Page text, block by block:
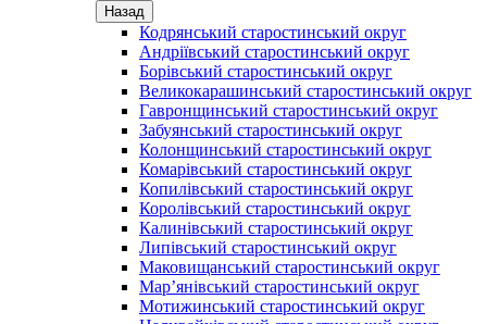
Назад
Кодрянський старостинський округ
Андріївський старостинський округ
Борівський старостинський округ
Великокарашинський старостинський округ
Гавронщинський старостинський округ
Забуянський старостинський округ
Колонщинський старостинський округ
Комарівський старостинський округ
Копилівський старостинський округ
Королівський старостинський округ
Калинівський старостинський округ
Липівський старостинський округ
Маковищанський старостинський округ
Мар’янівський старостинський округ
Мотижинський старостинський округ